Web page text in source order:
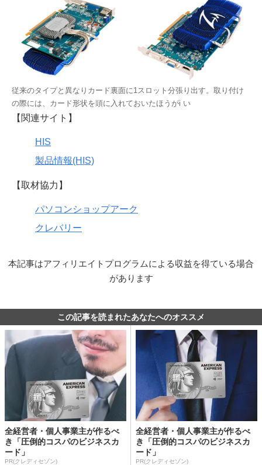
従来のタイプと異なりカード裏面に1スロット分張り出す。取り付け
の際には、カード形状を頭に入れておいたほうがi い
【関連サイト】
HIS
製品情報(HIS)
【取材協力】
パソコンショップアーク
クレバリー
本記事はアフィリエイトプログラムによる収益を得ている場合
があります
この記事を読まれたあなたへのオススメ
全経営者・個人事業主が作るべ
き「圧倒的コスパのビジネスカ
ード」
PR(クレディセゾン)
全経営者・個人事業主が作るべ
き「圧倒的コスパのビジネスカ
ード」
PR(クレディセゾン)